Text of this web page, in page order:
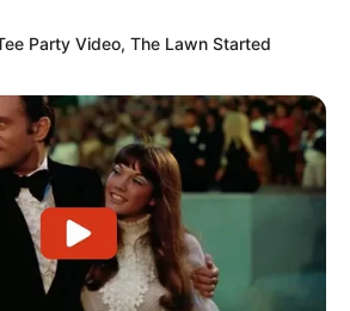
é bem facil de fazer!
10 anos
é facil de fazer!
Party Video, The Lawn Started